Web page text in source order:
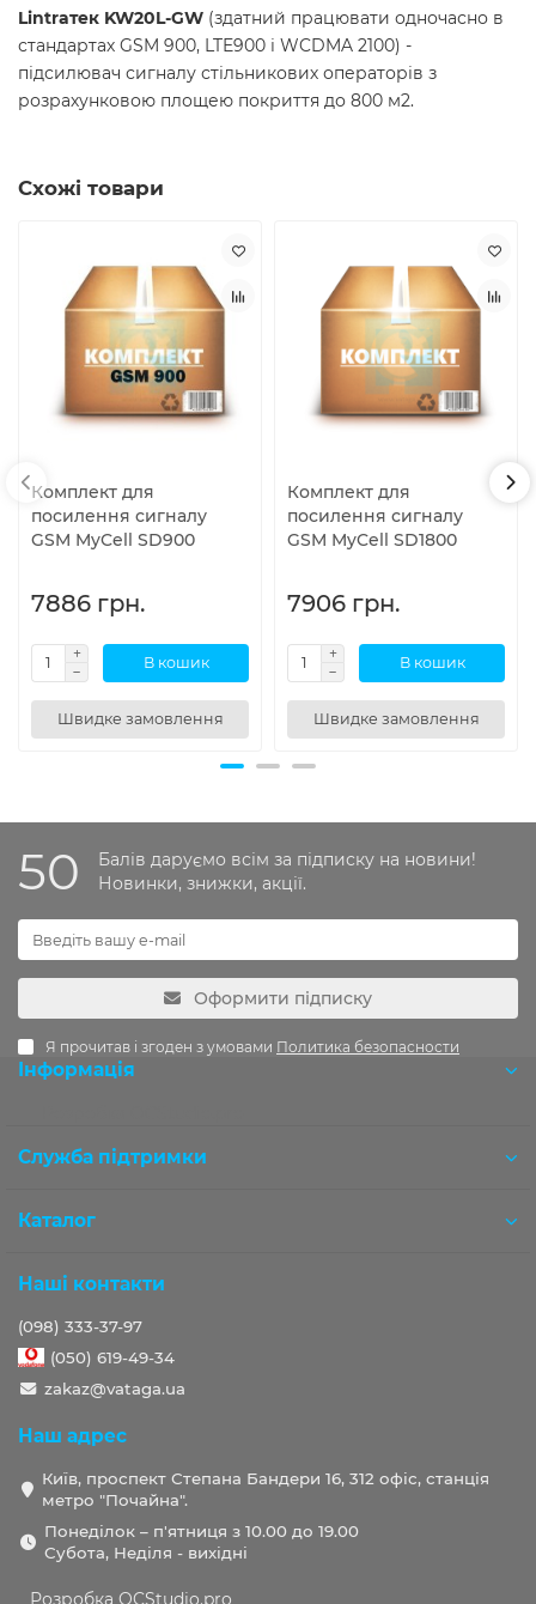
Lintraтек KW20L-GW (здатний працювати одночасно в
стандартах GSM 900, LTE900 і WCDMA 2100) -
підсилювач сигналу стільникових операторів з
розрахунковою площею покриття до 800 м2.
Схожі товари
Комплект для
посилення сигналу
GSM MyCell SD900
7886 грн.
В кошик
Швидке замовлення
Комплект для
посилення сигналу
GSM MyCell SD1800
7906 грн.
В кошик
Швидке замовлення
50
Балів даруємо всім за підписку на новини!
Новинки, знижки, акції.
Оформити підписку
Я прочитав і згоден з умовами Политика безопасности
Інформація
Служба підтримки
Каталог
Наші контакти
(098) 333-37-97
(050) 619-49-34
zakaz@vataga.ua
Наш адрес
Київ, проспект Степана Бандери 16, 312 офіс, станція
метро "Почайна".
Понеділок – п'ятниця з 10.00 до 19.00
Субота, Неділя - вихідні
Розробка OCStudio.pro